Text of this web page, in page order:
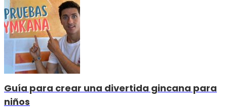
Guía para crear una divertida gincana para
niños